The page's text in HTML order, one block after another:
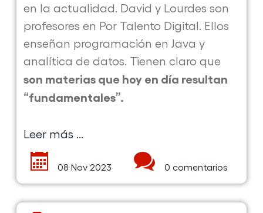
en la actualidad. David y Lourdes son
profesores en Por Talento Digital. Ellos
enseñan programación en Java y
analítica de datos. Tienen claro que
son materias que hoy en día resultan
“fundamentales”.
Leer más ...
publicación
Los
profesores
08 Nov 2023 0 comentarios